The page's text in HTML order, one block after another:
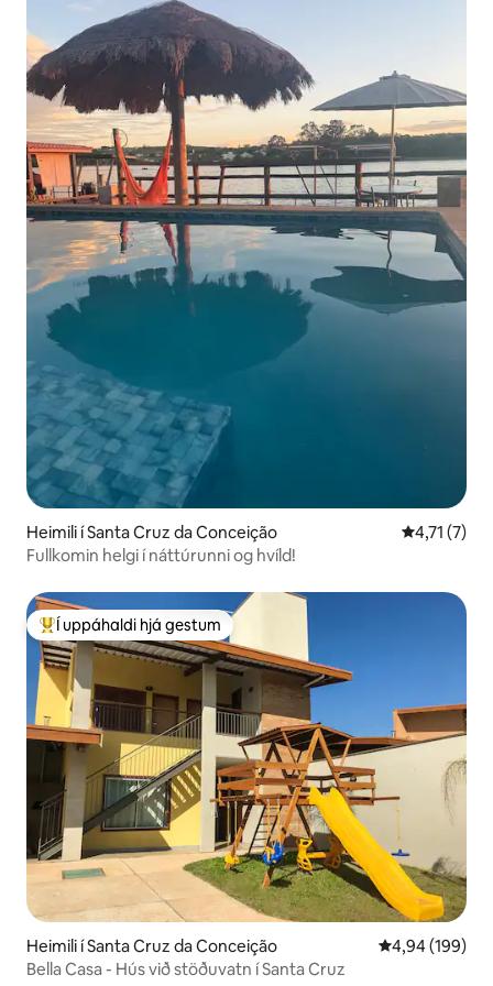
Heimili í Santa Cruz da Conceição 4,71 af 5 í
4,71 (7)
Fullkomin helgi í náttúrunni og hvíld!
Í mestu uppáhaldi hjá gestum
Í uppáhaldi hjá gestum
Heimili í Santa Cruz da Conceição 4,94 af 5 í
4,94 (199)
Bella Casa - Hús við stöðuvatn í Santa Cruz